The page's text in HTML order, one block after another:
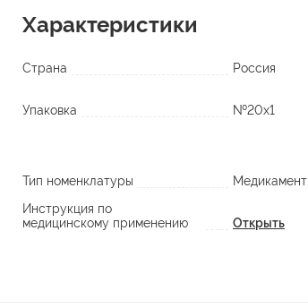
Характеристики
Страна Россия
Упаковка №20х1
Тип номенклатуры Медикамент
Инструкция по
медицинскому применению
Открыть